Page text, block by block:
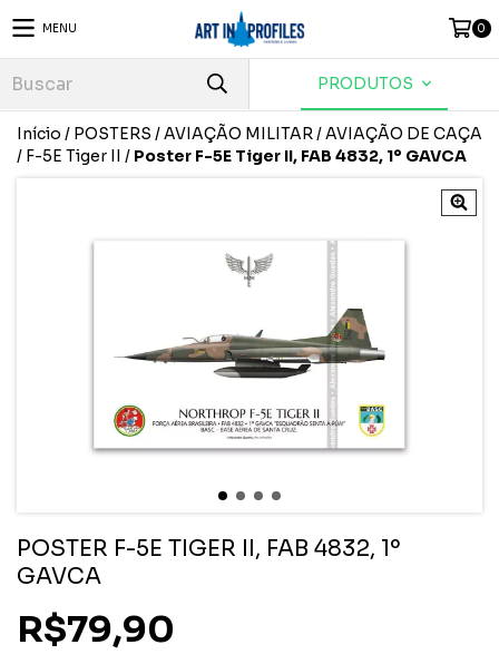
MENU 0
PRODUTOS
Início / POSTERS /AVIAÇÃO MILITAR/AVIAÇÃO DE CAÇA
/ F-5E Tiger II / Poster F-5E Tiger II, FAB 4832, 1º GAVCA
POSTER F-5E TIGER II, FAB 4832, 1º
GAVCA
R$79,90